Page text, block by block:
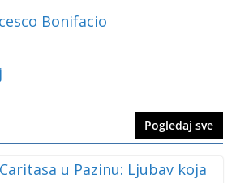
Pogledaj sve